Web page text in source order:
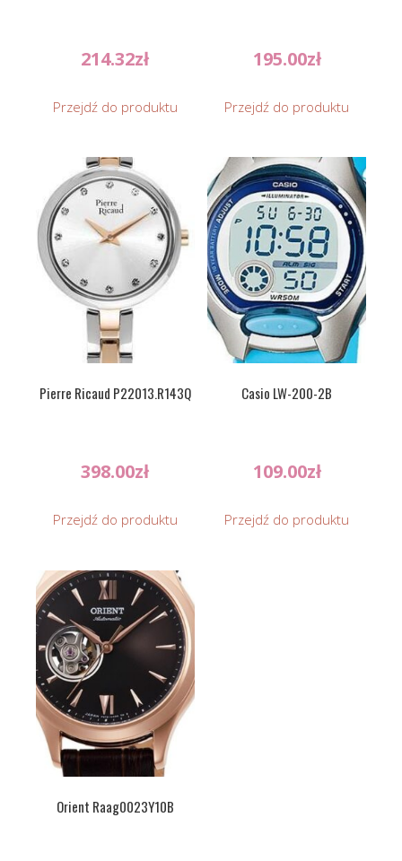
214.32zł
Przejdź do produktu
195.00zł
Przejdź do produktu
Pierre Ricaud P22013.R143Q
398.00zł
Przejdź do produktu
Casio LW-200-2B
109.00zł
Przejdź do produktu
Orient Raag0023Y10B